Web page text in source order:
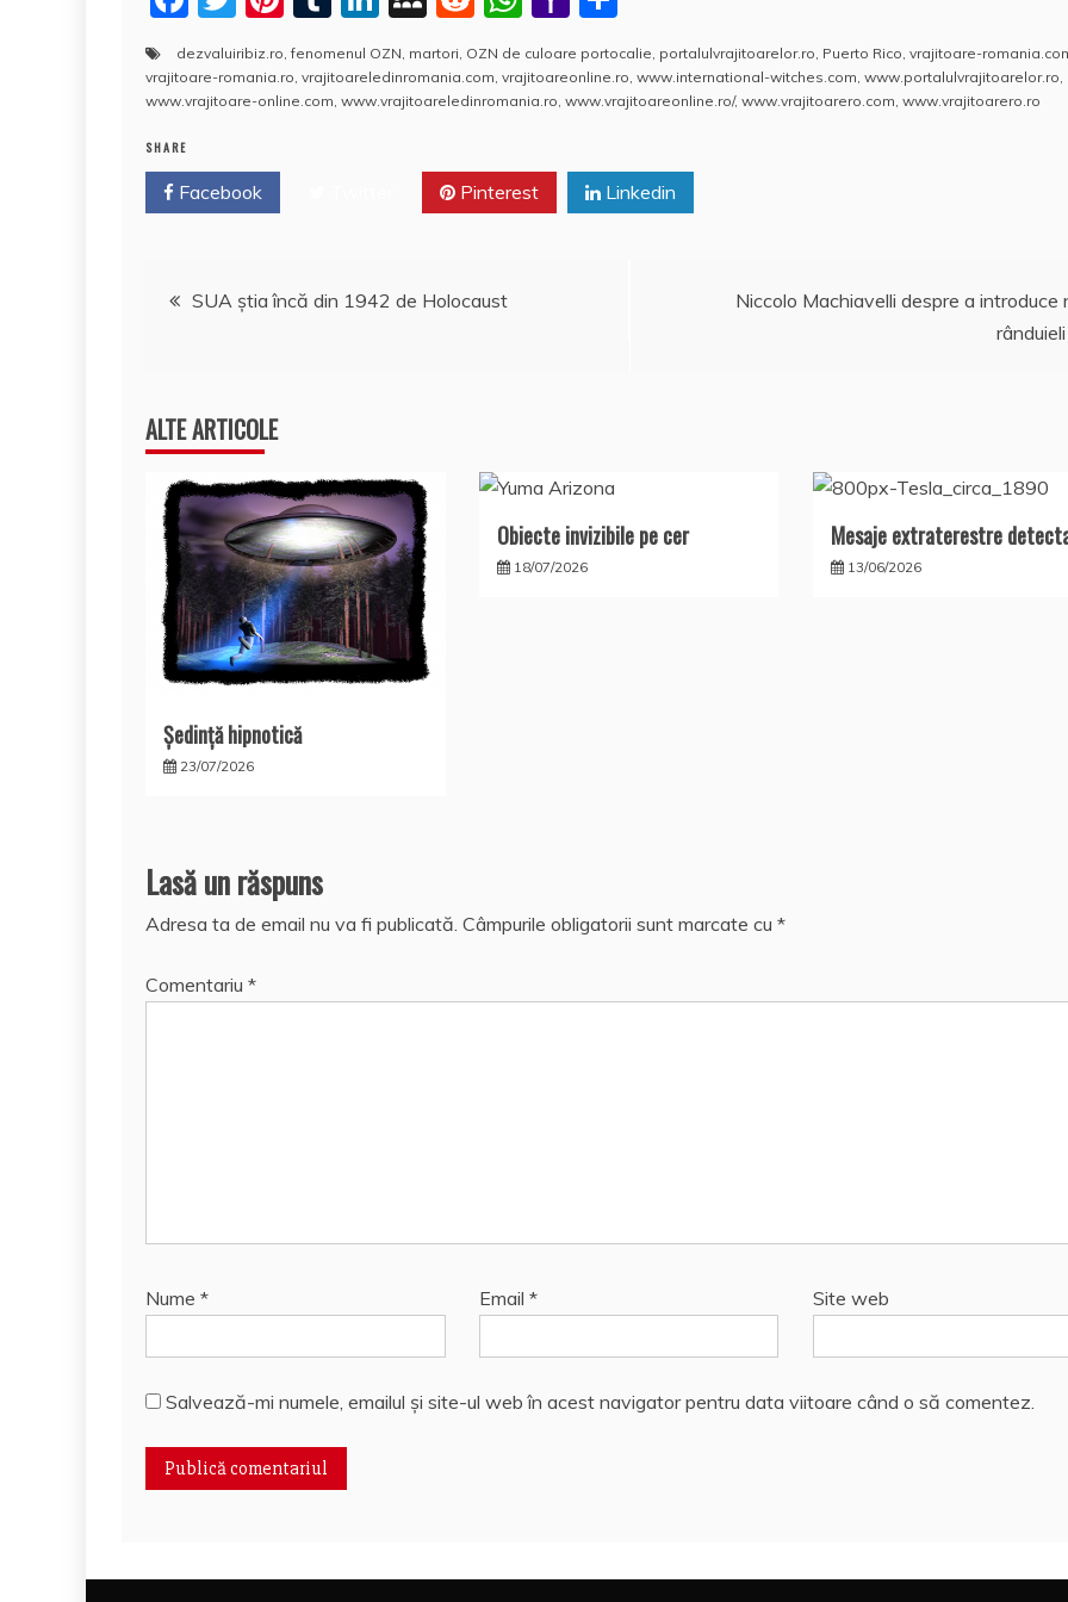
c
e
o
o
w
itt
er
nt
er
e
m
bl
n
k
e
y
S
p
c
e
e
d
di
h
at
s
p
p
h
o
M
ai
a
rt
aj
a
z
dezvaluiribiz.ro,fenomenul OZN, martori, OZN de culoare portocalie, portalulvrajitoarelor.ro, Puerto Rico, vrajitoare-
vrajitoare-romania.ro, vrajitoareledinromania.com, vrajitoareonline.ro, www.international-witches.com, www.portalulvrajitoarelor.ro,
www.vrajitoare-online.com, www.vrajitoareledinromania.ro, www.vrajitoareonline.ro/, www.vrajitoarero.com, www.vrajitoarero.ro
SHARE
Facebook Pinterest Linkedin
Navigare
articole
SUA ştia încă din 1942 de Holocaust
Niccolo Machiavelli despre a introduce
rânduieli
ALTE ARTICOLE
Şedinţă hipnotică
23/07/2026
Obiecte invizibile pe cer
18/07/2026
Mesaje extraterestre
13/06/2026
Lasă un răspuns
Adresa ta de email nu va fi publicată. Câmpurile obligatorii sunt marcate cu *
Comentariu *
Nume * Email * Site web
Salvează-mi numele, emailul și site-ul web în acest navigator pentru data viitoare când o să comentez.